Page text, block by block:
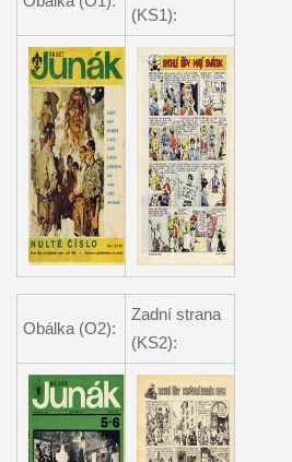
(KS1):
Obálka (O2):
Zadní strana
(KS2):